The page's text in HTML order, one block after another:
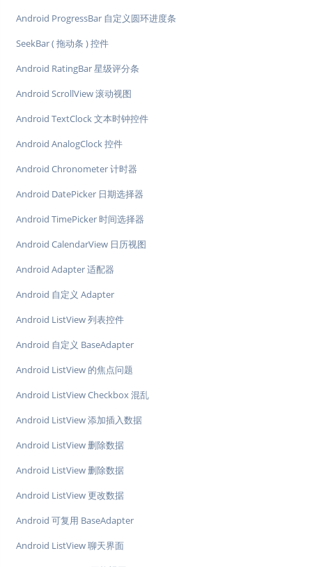
Android ProgressBar 自定义圆环进度条
SeekBar ( 拖动条 ) 控件
Android RatingBar 星级评分条
Android ScrollView 滚动视图
Android TextClock 文本时钟控件
Android AnalogClock 控件
Android Chronometer 计时器
Android DatePicker 日期选择器
Android TimePicker 时间选择器
Android CalendarView 日历视图
Android Adapter 适配器
Android 自定义 Adapter
Android ListView 列表控件
Android 自定义 BaseAdapter
Android ListView 的焦点问题
Android ListView Checkbox 混乱
Android ListView 添加插入数据
Android ListView 删除数据
Android ListView 删除数据
Android ListView 更改数据
Android 可复用 BaseAdapter
Android ListView 聊天界面